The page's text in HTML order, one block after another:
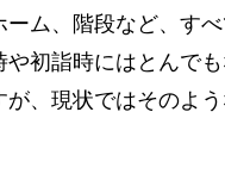
ム、階段など、す
初詣時にはとんでも
、現状ではそのよ